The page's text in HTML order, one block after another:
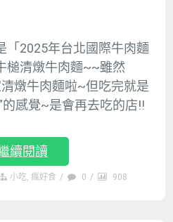
「2025年台北國際牛肉麵
槌清燉牛肉麵~~雖然
燉牛肉麵啦~但吃完就是
的感覺~是會再去吃的店!!
續閱讀
小吃,瘋好食 / 0 / 908